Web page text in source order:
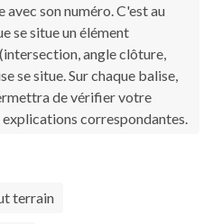
avec son numéro. C'est au
se situe un élément
angle clôture,
se situe. Sur chaque balise,
de vérifier votre
correspondantes.
terrain